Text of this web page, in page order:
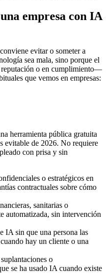
empresa con IA
evitar o someter a
sea mala, sino porque el
o en cumplimiento—
que vemos en empresas:
herramienta pública gratuita
evitable de 2026. No requiere
con prisa y sin
o estratégicos en
contractuales sobre cómo
sanitarias o
automatizada, sin intervención
IA sin que una persona las
hay un cliente o una
o
se ha usado IA cuando existe